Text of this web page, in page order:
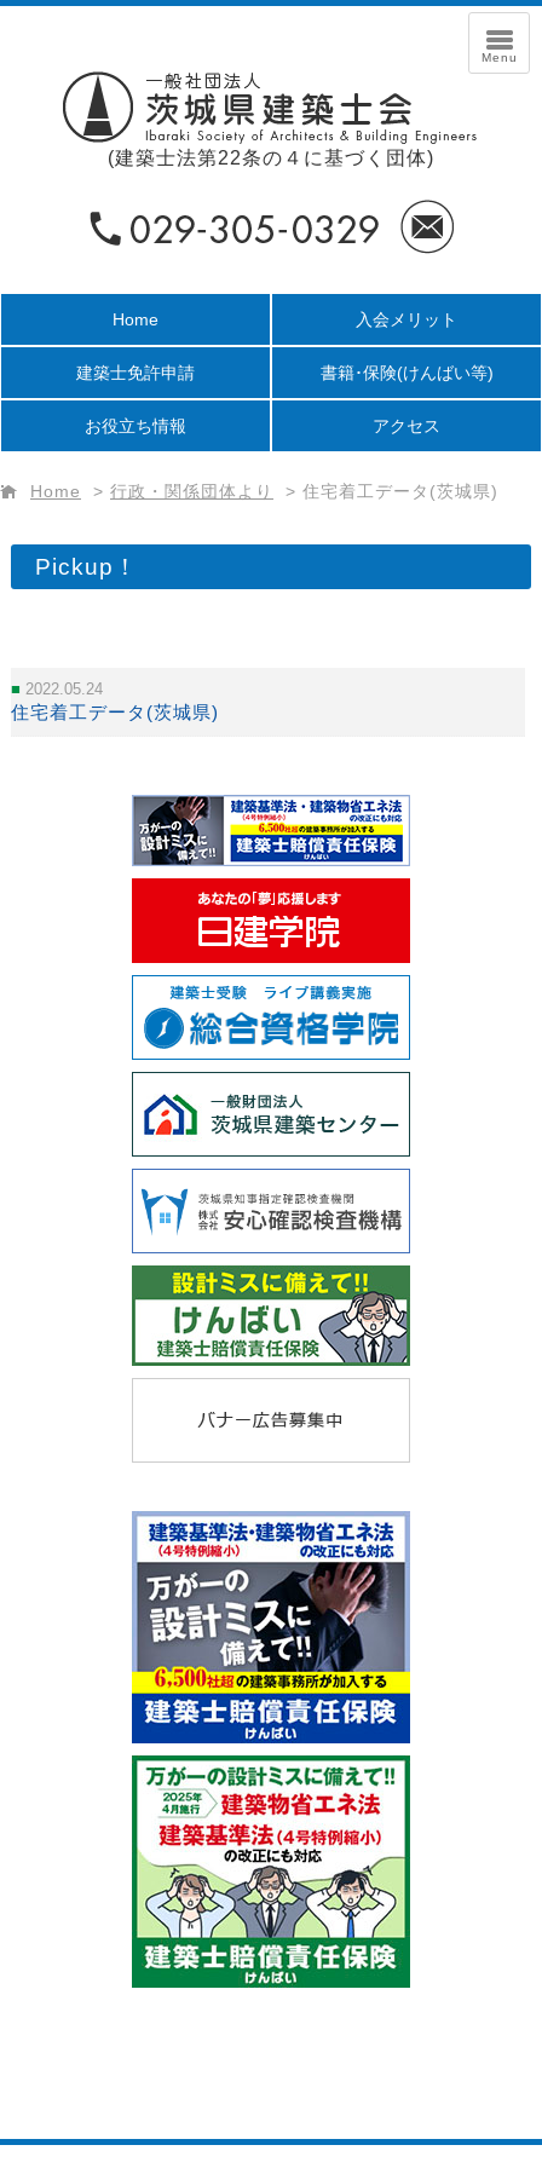
(建築士法第22条の４に基づく団体)
Home 入会メリット
建築士免許申請 書籍･保険(けんばい等)
お役立ち情報 アクセス
Home > 行政・関係団体より > 住宅着工データ(茨城県)
Pickup！
2022.05.24
住宅着工データ(茨城県)